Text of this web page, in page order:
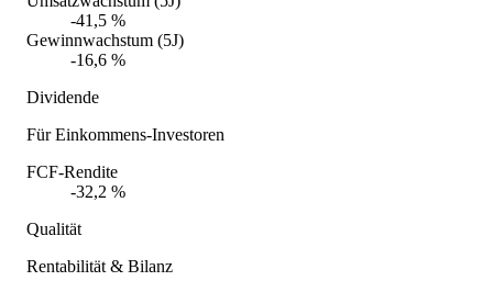
-41,5 %
Gewinnwachstum (5J)
-16,6 %
Dividende
Für Einkommens-Investoren
FCF-Rendite
-32,2 %
Qualität
Rentabilität & Bilanz